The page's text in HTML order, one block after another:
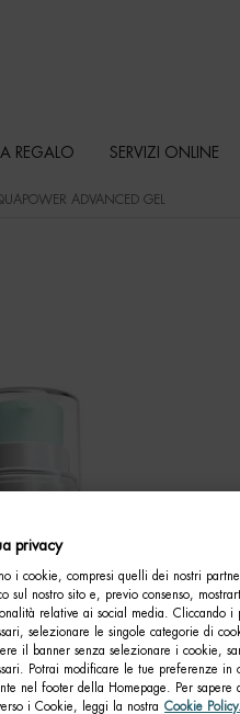
REGALO SERVIZI ONLINE
ADVANCED GEL
privacy
i cookie, compresi quelli dei nostri
sul nostro sito e, previo consenso,
relative ai social media. Cliccando i
selezionare le singole categorie di
il banner senza selezionare i cookie,
Potrai modificare le tue preferenze in
nel footer della Homepage. Per
i Cookie, leggi la nostra Cookie Policy.